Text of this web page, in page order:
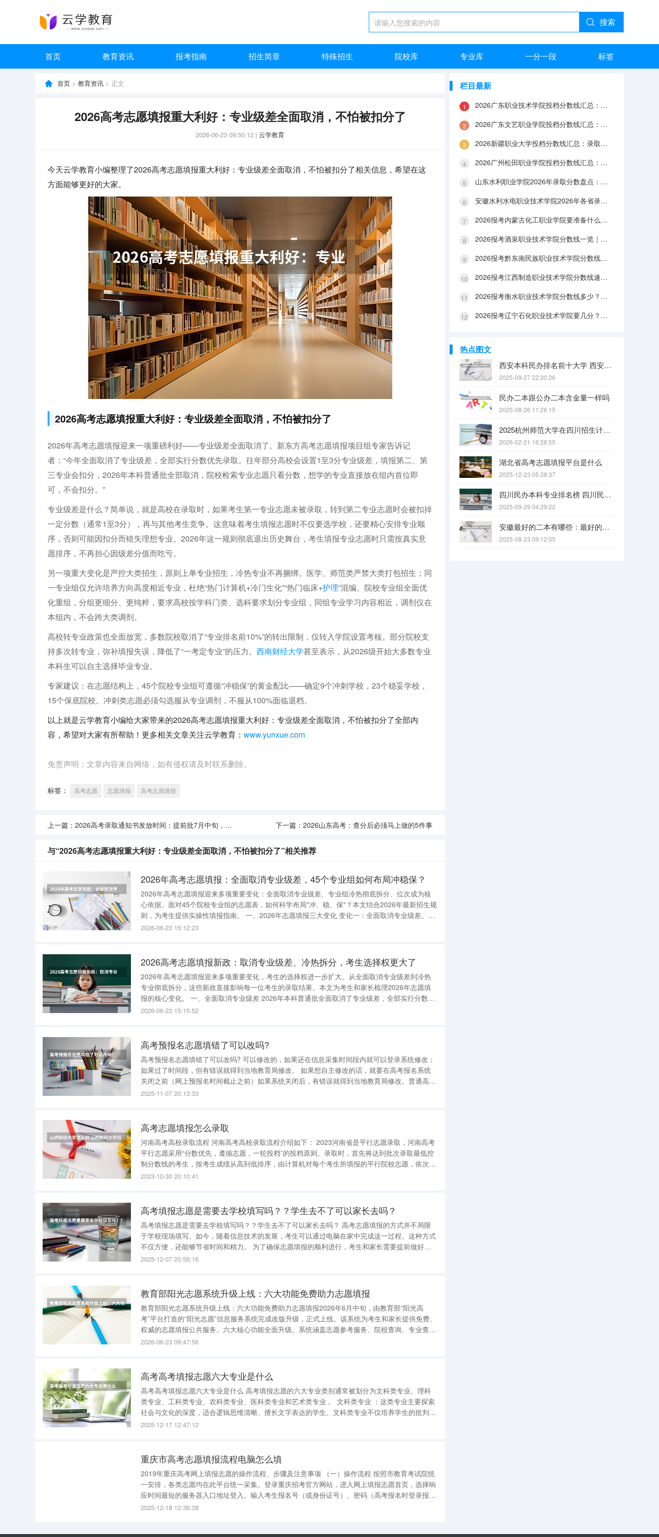
搜索
首页 教育资讯 报考指南 招生简章 特殊招生 院校库 专业库 一分一段 标签
首页 > 教育资讯 > 正文
2026高考志愿填报重大利好：专业级差全面取消，不怕被扣分了
2026-06-23 09:50:12 | 云学教育
今天云学教育小编整理了2026高考志愿填报重大利好：专业级差全面取消，不怕被扣分了相关信息，希望在这
方面能够更好的大家。
2026高考志愿填报重大利好：专业级差全面取消，不怕被扣分了
2026年高考志愿填报迎来一项重磅利好——专业级差全面取消了。新东方高考志愿填报项目组专家告诉记
者：“今年全面取消了专业级差，全部实行分数优先录取。往年部分高校会设置1至3分专业级差，填报第二、第
三专业会扣分，2026年本科普通批全部取消，院校检索专业志愿只看分数，想学的专业直接放在组内首位即
可，不会扣分。”
专业级差是什么？简单说，就是高校在录取时，如果考生第一专业志愿未被录取，转到第二专业志愿时会被扣掉
一定分数（通常1至3分），再与其他考生竞争。这意味着考生填报志愿时不仅要选学校，还要精心安排专业顺
序，否则可能因扣分而错失理想专业。2026年这一规则彻底退出历史舞台，考生填报专业志愿时只需按真实意
愿排序，不再担心因级差分值而吃亏。
另一项重大变化是严控大类招生，原则上单专业招生，冷热专业不再捆绑。医学、师范类严禁大类打包招生；同
一专业组仅允许培养方向高度相近专业，杜绝“热门计算机+冷门生化”“热门临床+护理”混编。院校专业组全面优
化重组，分组更细分、更纯粹，要求高校按学科门类、选科要求划分专业组，同组专业学习内容相近，调剂仅在
本组内，不会跨大类调剂。
高校转专业政策也全面放宽，多数院校取消了“专业排名前10%”的转出限制，仅转入学院设置考核。部分院校支
持多次转专业，弥补填报失误，降低了“一考定专业”的压力。 西南财经大学甚至表示，从2026级开始大多数专业
本科生可以自主选择毕业专业。
专家建议：在志愿结构上，45个院校专业组可遵循“冲稳保”的黄金配比——确定9个冲刺学校，23个稳妥学校，
15个保底院校。冲刺类志愿必须勾选服从专业调剂，不服从100%面临退档。
以上就是云学教育小编给大家带来的2026高考志愿填报重大利好：专业级差全面取消，不怕被扣分了全部内
容，希望对大家有所帮助！更多相关文章关注云学教育： www.yunxue.com
免责声明：文章内容来自网络，如有侵权请及时联系删除。
标签： 高考志愿 志愿填报 高考志愿填报
上一篇： 2026高考录取通知书发放时间：提前批7月中旬，本科一批7月下旬 下一篇： 2026山东高考：查分后必须马上做的5件事
与“2026高考志愿填报重大利好：专业级差全面取消，不怕被扣分了”相关推荐
2026年高考志愿填报：全面取消专业级差，45个专业组如何布局冲稳保？
2026年高考志愿填报迎来多项重要变化：全面取消专业级差、专业组冷热彻底拆分、位次成为核
心依据。面对45个院校专业组的志愿表，如何科学布局"冲、稳、保"？本文结合2026年最新招生规
则，为考生提供实操性填报指南。 一、2026年志愿填报三大变化 变化一：全面取消专业级差。往
年部分高校会设置1—3分专业级差，填报第二、第三专业会扣分。2026年本科普通批全部取消，
2026-06-23 15:12:23
2026高考志愿填报新政：取消专业级差、冷热拆分，考生选择权更大了
2026年高考志愿填报迎来多项重要变化，考生的选择权进一步扩大。从全面取消专业级差到冷热
专业彻底拆分，这些新政直接影响每一位考生的录取结果。本文为考生和家长梳理2026年志愿填
报的核心变化。 一、全面取消专业级差 2026年本科普通批全面取消了专业级差，全部实行分数优
先录取。往年部分高校会设置1—3分专业级差——填报第二、第三专业会扣分。2026年全部取
2026-06-23 15:15:52
高考预报名志愿填错了可以改吗?
高考预报名志愿填错了可以改吗? 可以修改的，如果还在信息采集时间段内就可以登录系统修改；
如果过了时间段，但有错误就得到当地教育局修改。 如果想自主修改的话，就要在高考报名系统
关闭之前（网上预报名时间截止之前）如果系统关闭后，有错误就得到当地教育局修改。普通高考
报名是先网上填报信息，再现场确认（确认信息表是否正确，照相，签字，领取准考证），网上缴
2025-11-07 20:13:33
高考志愿填报怎么录取
河南高考高校录取流程 河南高考高校录取流程介绍如下： 2023河南省是平行志愿录取，河南高考
平行志愿采用“分数优先，遵循志愿，一轮投档”的投档原则。录取时，首先将达到批次录取最低控
制分数线的考生，按考生成绩从高到低排序，由计算机对每个考生所填报的平行院校志愿，依次检
索，并且只投档一次。 河南2023高考志愿录取原则及顺序是怎样的 2023河南本科提前批的地方公
2023-10-30 20:10:41
高考填报志愿是需要去学校填写吗？？学生去不了可以家长去吗？
高考填报志愿是需要去学校填写吗？？学生去不了可以家长去吗？ 高考志愿填报的方式并不局限
于学校现场填写。如今，随着信息技术的发展，考生可以通过电脑在家中完成这一过程。这种方式
不仅方便，还能够节省时间和精力。 为了确保志愿填报的顺利进行，考生和家长需要提前做好准
备工作。首先，考生应该详细了解自己感兴趣的学校和专业，收集相关的信息，包括学校的录取分
2025-12-07 20:56:16
教育部阳光志愿系统升级上线：六大功能免费助力志愿填报
教育部阳光志愿系统升级上线：六大功能免费助力志愿填报2026年6月中旬，由教育部“阳光高
考”平台打造的“阳光志愿”信息服务系统完成改版升级，正式上线。该系统为考生和家长提供免费、
权威的志愿填报公共服务。六大核心功能全面升级。系统涵盖志愿参考服务、院校查询、专业查
询、生涯发展测评、职业前景、报考指南六大核心功能。系统进一步聚焦考生核心需求，强化部省
2026-06-23 09:47:56
高考高考填报志愿六大专业是什么
高考高考填报志愿六大专业是什么 高考填报志愿的六大专业类别通常被划分为文科类专业、理科
类专业、工科类专业、农科类专业、医科类专业和艺术类专业 。 文科类专业 ：这类专业主要探索
社会与文化的深度，适合逻辑思维清晰、擅长文字表达的学生。文科类专业不仅培养学生的批判性
思维和人文素养，还为他们提供了广阔的就业前景，如教育、文化传媒、公共管理等领域。典型专
2025-12-17 12:47:12
重庆市高考志愿填报流程电脑怎么填
2019年重庆高考网上填报志愿的操作流程、步骤及注意事项 （一）操作流程 按照市教育考试院统
一安排，各类志愿均在此平台统一采集。登录重庆招考官方网站，进入网上填报志愿首页，选择响
应时间最短的服务器入口地址登入。输入考生报名号（或身份证号）、密码（高考报名时登录报名
系统的密码）以及随机出现的验证码。完成此步骤后，考生进入下一页面，认真阅读网上志愿填报
2025-12-18 12:36:38
栏目最新
2026广东职业技术学院投档分数线汇总：录取分数、报到与就业数据
2026广东文艺职业学院投档分数线汇总：录取分数、报到与就业数据
2026新疆职业大学投档分数线汇总：录取分数、报到与就业数据
2026广州松田职业学院投档分数线汇总：录取分数、报到与就业数据
山东水利职业学院2026年录取分数盘点：宿舍、费用、就业与FAQ
安徽水利水电职业技术学院2026年各省录取分数：报到手续、费用与就业数据
2026报考内蒙古化工职业学院要准备什么？分数线与入学全攻略
2026报考酒泉职业技术学院分数线一览｜手续办理与FAQ解答
2026报考黔东南民族职业技术学院分数线参考｜生活条件与入学流程
2026报考江西制造职业技术学院分数线速查｜生活成本与FAQ解答
2026报考衡水职业技术学院分数线多少？附报到流程与生活指南
2026报考辽宁石化职业技术学院要几分？分数线与生活成本详解
热点图文
西安本科民办排名前十大学 西安民办本科院校排名
2025-09-27 22:30:26
民办二本跟公办二本含金量一样吗
2025-08-26 11:26:15
2025杭州师范大学在四川招生计划是什么（2026参考）
2026-02-21 16:28:55
湖北省高考志愿填报平台是什么
2025-12-23 05:38:37
四川民办本科专业排名榜 四川民办本科院校排名
2025-09-29 04:29:22
安徽最好的二本有哪些：最好的民办本科，最好的公办二本大学
2025-08-23 09:12:05